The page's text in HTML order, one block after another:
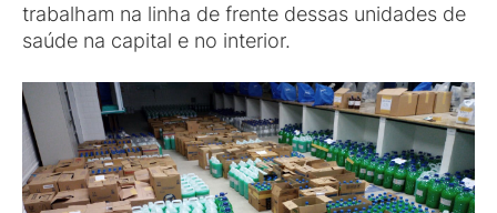
trabalham na linha de frente dessas unidades de
saúde na capital e no interior.